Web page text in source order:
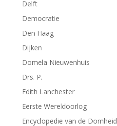
Delft
Democratie
Den Haag
Dijken
Domela Nieuwenhuis
Drs. P.
Edith Lanchester
Eerste Wereldoorlog
Encyclopedie van de Domheid